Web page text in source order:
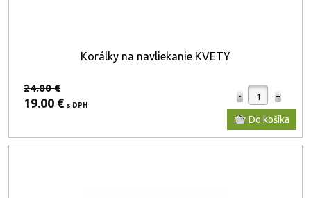
Korálky na navliekanie KVETY
24.00 €
19.00 € s DPH